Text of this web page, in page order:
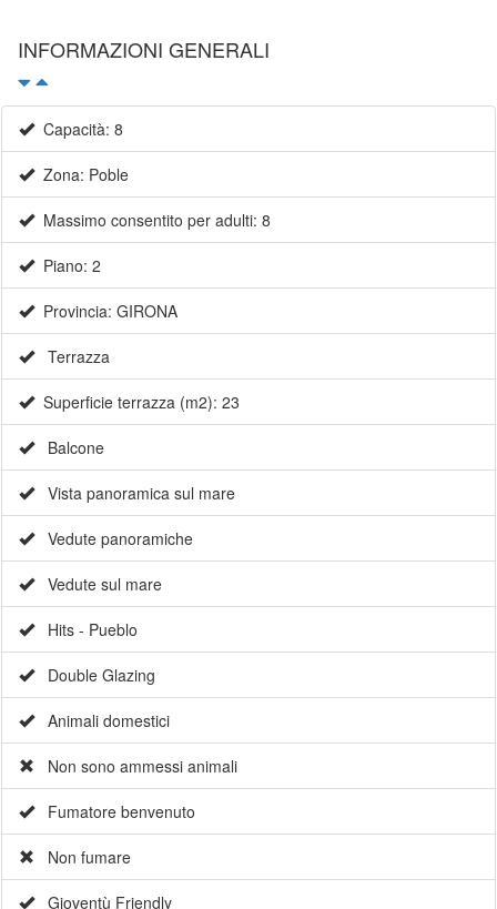
INFORMAZIONI GENERALI
Capacità: 8
Zona: Poble
Massimo consentito per adulti: 8
Piano: 2
Provincia: GIRONA
Terrazza
Superficie terrazza (m2): 23
Balcone
Vista panoramica sul mare
Vedute panoramiche
Vedute sul mare
Hits - Pueblo
Double Glazing
Animali domestici
Non sono ammessi animali
Fumatore benvenuto
Non fumare
Gioventù Friendly